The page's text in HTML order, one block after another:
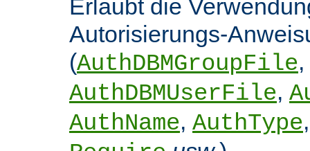
Erlaubt die
Autorisierungs-
(AuthDBMGroupFile,
AuthDBMUserFile,
AuthName, AuthType